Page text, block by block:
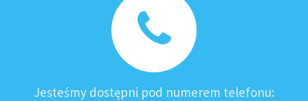
Jesteśmy dostępni pod numerem telefonu: